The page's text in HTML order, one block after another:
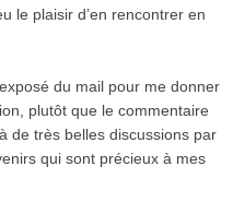
le plaisir d’en rencontrer en
du mail pour me donner
plutôt que le commentaire
de très belles discussions par
qui sont précieux à mes